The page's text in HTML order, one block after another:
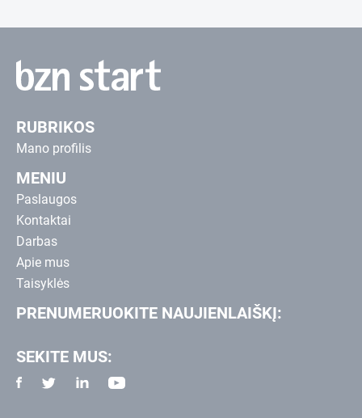
RUBRIKOS
Mano profilis
MENIU
Paslaugos
Kontaktai
Darbas
Apie mus
Taisyklės
PRENUMERUOKITE NAUJIENLAIŠKĮ:
SEKITE MUS: